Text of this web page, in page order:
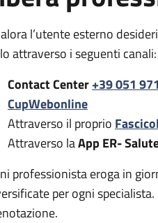
l’utente esterno
attraverso i seguenti canali:
Contact Center+39 051
CupWebonline
Attraverso il proprio
Attraverso laApp ER-
professionista eroga in
per ogni